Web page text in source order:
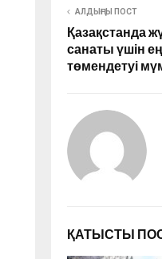
АЛДЫҢҒЫ ПОСТ
Қазақстанда
санаты үшін
төмендетуі
ҚАТЫСТЫ